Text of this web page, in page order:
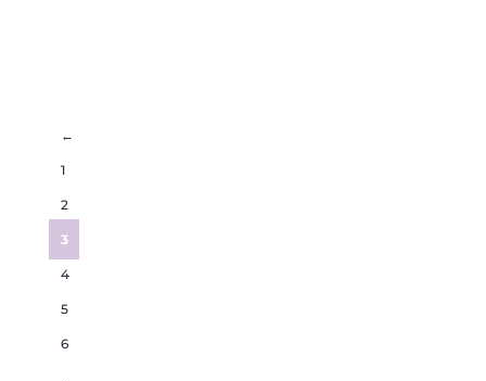
←
1
2
3
4
5
6